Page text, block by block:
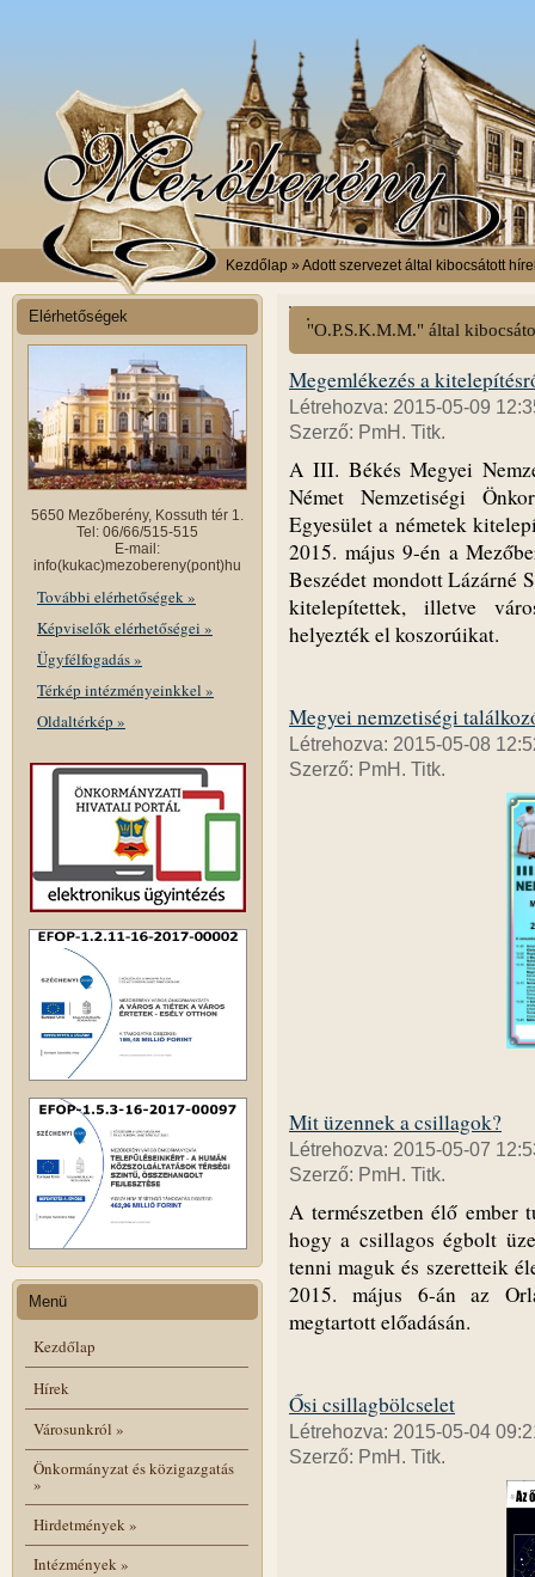
Kezdőlap » Adott szervezet által kibocsátott
Elérhetőségek
5650 Mezőberény, Kossuth tér 1.
Tel: 06/66/515-515
E-mail:
info(kukac)mezobereny(pont)hu
További elérhetőségek »
Képviselők elérhetőségei »
Ügyfélfogadás »
Térkép intézményeinkkel »
Oldaltérkép »
Menü
Kezdőlap
Hírek
Városunkról »
Önkormányzat és közigazgatás
»
Hirdetmények»
Intézmények»
"O.P.S.K.M.M." által
Megemlékezés a
Létrehozva: 2015-05-09
Szerző: PmH. Titk.
A III. Békés Megyei
Német Nemzetiségi
Egyesület a németek
2015. május 9-én a
Beszédet mondott Lázárné
kitelepítettek, illetve
helyezték el koszorúikat.
Megyei nemzetiségi
Létrehozva: 2015-05-08
Szerző: PmH. Titk.
Mit üzennek a csillagok?
Létrehozva: 2015-05-07
Szerző: PmH. Titk.
A természetben élő ember
hogy a csillagos égbolt
tenni maguk és szeretteik
2015. május 6-án az
megtartott előadásán.
Ősi csillagbölcselet
Létrehozva: 2015-05-04
Szerző: PmH. Titk.